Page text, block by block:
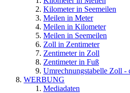
Kilometer in Seemeilen
Meilen in Meter
Meilen in Kilometer
Meilen in Seemeilen
Zoll in Zentimeter
Zentimeter in Zoll
Zentimeter in Fuß
Umrechnungstabelle Zoll -
WERBUNG
Mediadaten